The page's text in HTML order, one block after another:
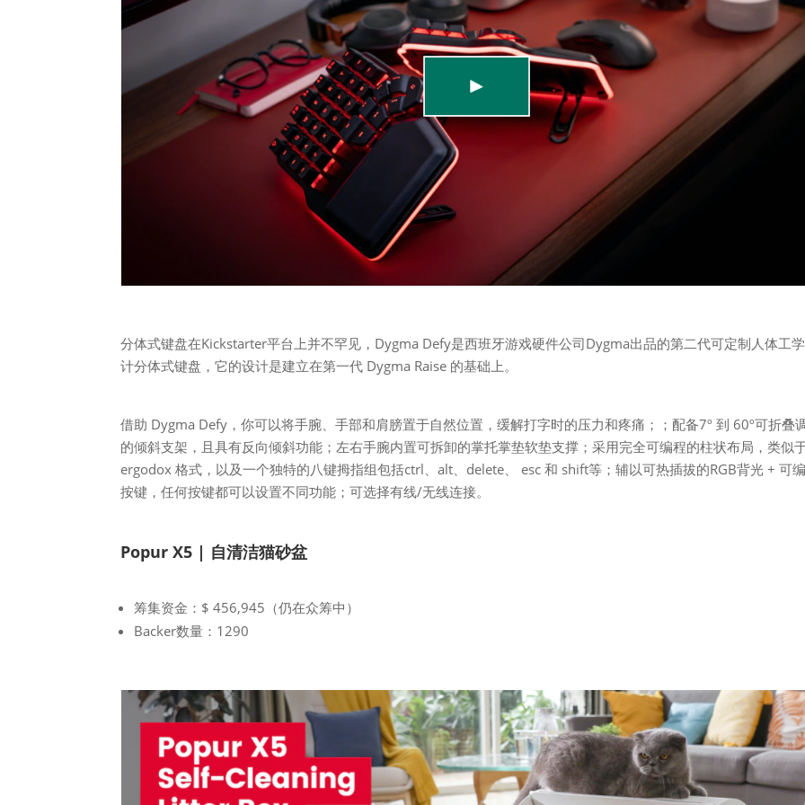
分体式键盘在Kickstarter平台上并不罕见，Dygma Defy是西班牙游戏硬件公司Dygma出品的第二代可定制人体工
计分体式键盘，它的设计是建立在第一代 Dygma Raise 的基础上。
借助 Dygma Defy，你可以将手腕、手部和肩膀置于自然位置，缓解打字时的压力和疼痛；；配备7º 到 60º可折叠
的倾斜支架，且具有反向倾斜功能；左右手腕内置可拆卸的掌托掌垫软垫支撑；采用完全可编程的柱状布局，类似
ergodox 格式，以及一个独特的八键拇指组包括ctrl、alt、delete、 esc 和 shift等；辅以可热插拔的RGB背光 + 可
按键，任何按键都可以设置不同功能；可选择有线/无线连接。
Popur X5 | 自清洁猫砂盆
筹集资金：$ 456,945（仍在众筹中）
Backer数量：1290